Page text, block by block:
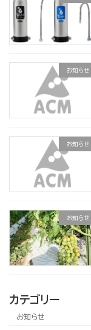
お知らせ
お知らせ
お知らせ
カテゴリー
お知らせ